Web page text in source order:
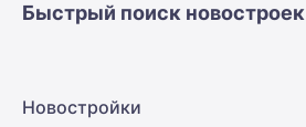
Быстрый поиск новостроек
Новостройки